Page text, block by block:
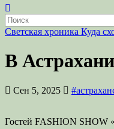
Светская хроника Куда
В
Сен 5, 2025
Гостей FASHION SHOW